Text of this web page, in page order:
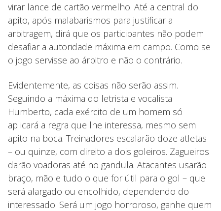
virar lance de cartão vermelho. Até a central do
apito, após malabarismos para justificar a
arbitragem, dirá que os participantes não podem
desafiar a autoridade máxima em campo. Como se
o jogo servisse ao árbitro e não o contrário.
Evidentemente, as coisas não serão assim.
Seguindo a máxima do letrista e vocalista
Humberto, cada exército de um homem só
aplicará a regra que lhe interessa, mesmo sem
apito na boca. Treinadores escalarão doze atletas
– ou quinze, com direito a dois goleiros. Zagueiros
darão voadoras até no gandula. Atacantes usarão
braço, mão e tudo o que for útil para o gol – que
será alargado ou encolhido, dependendo do
interessado. Será um jogo horroroso, ganhe quem